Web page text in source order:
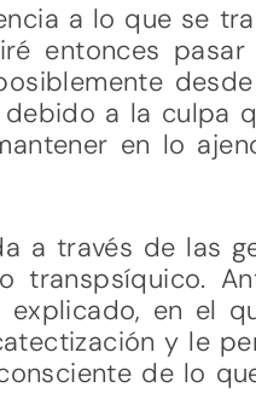
a lo que se
entonces
a la culpa
en lo
través de las
en el
y le
de lo